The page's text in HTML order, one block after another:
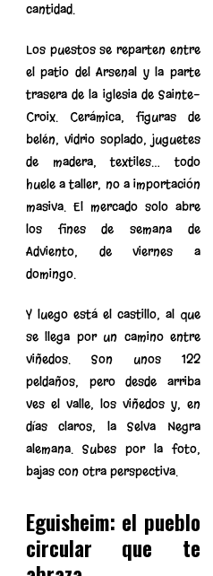
cantidad.
Los puestos se reparten entre
el patio del Arsenal y la parte
trasera de la iglesia de Sainte-
Croix. Cerámica, figuras de
belén, vidrio soplado, juguetes
de madera, textiles… todo
huele a taller, no a importación
masiva. El mercado solo abre
los fines de semana de
Adviento, de viernes a
domingo.
Y luego está el castillo, al que
se llega por un camino entre
viñedos. Son unos 122
peldaños, pero desde arriba
ves el valle, los viñedos y, en
días claros, la Selva Negra
alemana. Subes por la foto,
bajas con otra perspectiva.
Eguisheim: el pueblo
circular que te